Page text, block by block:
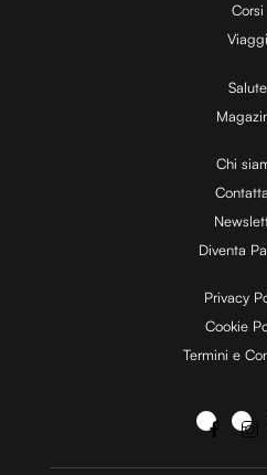
Corsi
Viaggi
Salute
Chi
Diventa
Privacy
Cookie
Termini e